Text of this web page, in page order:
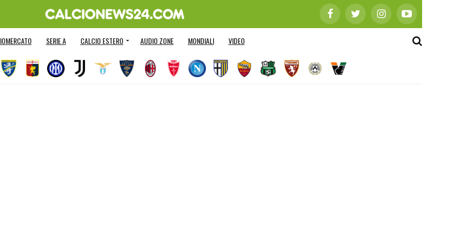
SERIE A CALCIO ESTERO AUDIO ZONE MONDIALI VIDEO